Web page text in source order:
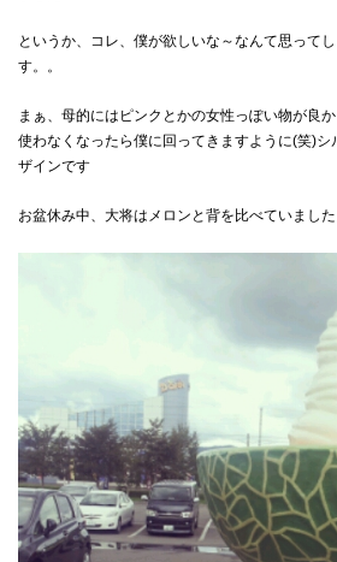
というか、コレ、僕が欲しいな～なんて思って
す。。
まぁ、母的にはピンクとかの女性っぽい物が良
使わなくなったら僕に回ってきますように(笑)
ザインです
お盆休み中、大将はメロンと背を比べていました